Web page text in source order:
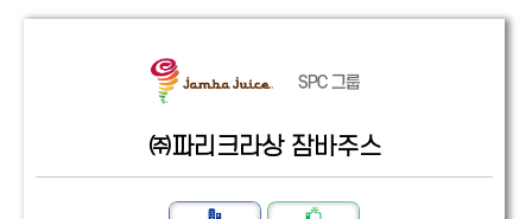
㈜파리크라상 잠바주스